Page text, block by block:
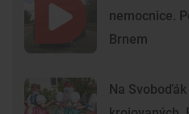
nemocnice.
Brnem
Na